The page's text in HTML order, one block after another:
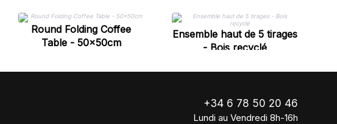
Round Folding Coffee
Table - 50x50cm
Ensemble haut de 5 tirages
- Bois recyclé
+34 6 78 50 20 46
Lundi au Vendredi 8h-16h